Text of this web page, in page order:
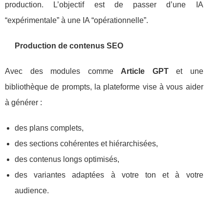
production. L’objectif est de passer d’une IA
“expérimentale” à une IA “opérationnelle”.
Production de contenus SEO
Avec des modules comme Article GPTet une
bibliothèque de prompts, la plateforme vise à vous aider
à générer :
des plans complets,
des sections cohérentes et hiérarchisées,
des contenus longs optimisés,
des variantes adaptées à votre ton et à votre
audience.